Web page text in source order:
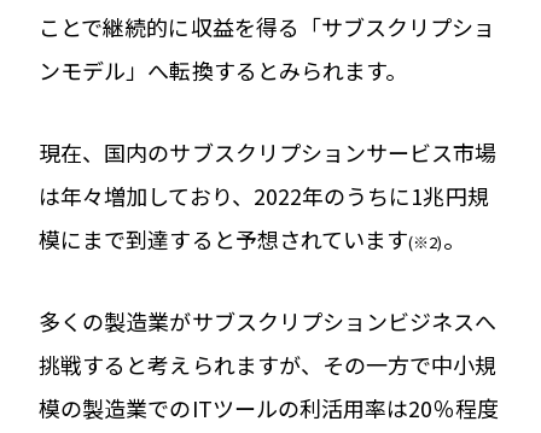
ことで継続的に収益を得る「サブスクリプショ
ンモデル」へ転換するとみられます。
現在、国内のサブスクリプションサービス市場
は年々増加しており、2022年のうちに1兆円規
模にまで到達すると予想されています(※2)。
多くの製造業がサブスクリプションビジネスへ
挑戦すると考えられますが、その一方で中小規
模の製造業でのITツールの利活用率は20％程度